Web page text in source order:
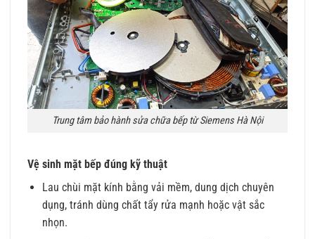
Trung tâm bảo hành sửa chữa bếp từ Siemens Hà Nội
Vệ sinh mặt bếp đúng kỹ thuật
Lau chùi mặt kính bằng vải mềm, dung dịch chuyên
dụng, tránh dùng chất tẩy rửa mạnh hoặc vật sắc
nhọn.